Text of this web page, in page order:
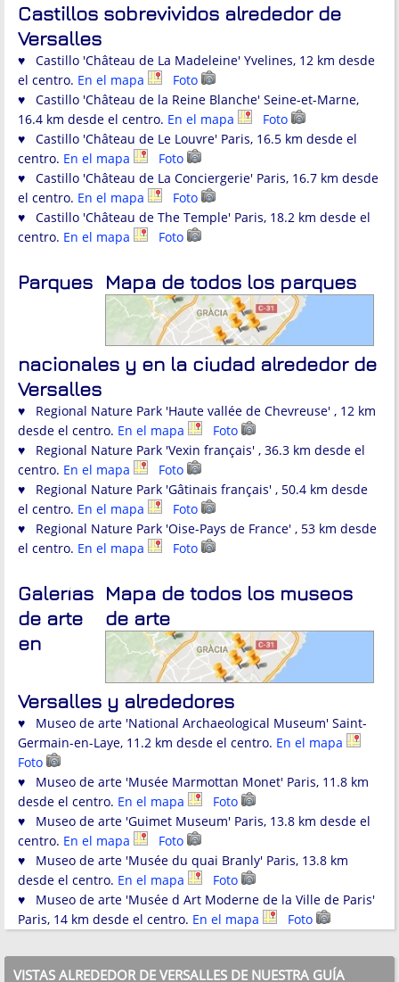
Castillos sobrevividos alrededor de
Versalles
♥ Castillo 'Château de La Madeleine' Yvelines, 12 km desde
el centro. En el mapa
Foto
♥ Castillo 'Château de la Reine Blanche' Seine-et-Marne,
16.4 km desde el centro. En el mapa
Foto
♥ Castillo 'Château de Le Louvre' Paris, 16.5 km desde el
centro. En el mapa
Foto
♥ Castillo 'Château de La Conciergerie' Paris, 16.7 km desde
el centro. En el mapa
Foto
♥ Castillo 'Château de The Temple' Paris, 18.2 km desde el
centro. En el mapa Foto
Mapa de todos los parques
Parques
nacionales y en la ciudad alrededor de
Versalles
♥ Regional Nature Park 'Haute vallée de Chevreuse' , 12 km
desde el centro. En el mapa
Foto
♥ Regional Nature Park 'Vexin français' , 36.3 km desde el
centro. En el mapa
Foto
♥ Regional Nature Park 'Gâtinais français' , 50.4 km desde
el centro. En el mapa
Foto
♥ Regional Nature Park 'Oise-Pays de France' , 53 km desde
el centro. En el mapa Foto
Mapa de todos los museos
de arte
Galerías
de arte
en
Versalles y alrededores
♥ Museo de arte 'National Archaeological Museum' Saint-
Germain-en-Laye, 11.2 km desde el centro. En el mapa
Foto
♥ Museo de arte 'Musée Marmottan Monet' Paris, 11.8 km
desde el centro. En el mapa
Foto
♥ Museo de arte 'Guimet Museum' Paris, 13.8 km desde el
centro. En el mapa
Foto
♥ Museo de arte 'Musée du quai Branly' Paris, 13.8 km
desde el centro. En el mapa
Foto
♥ Museo de arte 'Musée d Art Moderne de la Ville de Paris'
Paris, 14 km desde el centro. En el mapa Foto
VISTAS ALREDEDOR DE VERSALLES DE NUESTRA GUÍA